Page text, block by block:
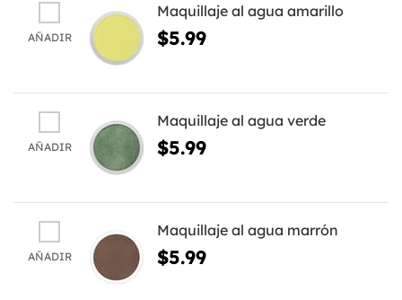
AÑADIR
Maquillaje al agua amarillo
$5.99
AÑADIR
Maquillaje al agua verde
$5.99
AÑADIR
Maquillaje al agua marrón
$5.99